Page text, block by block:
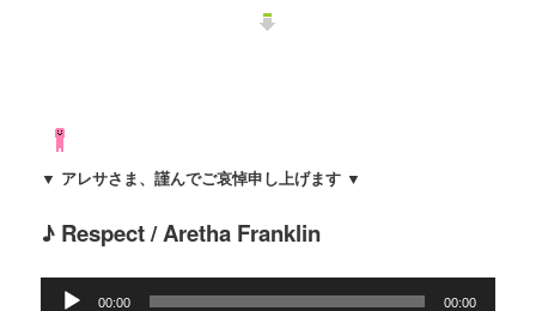
▼ アレサさま、謹んでご哀悼申し上げます ▼
♪ Respect / Aretha Franklin
00:00 00:00